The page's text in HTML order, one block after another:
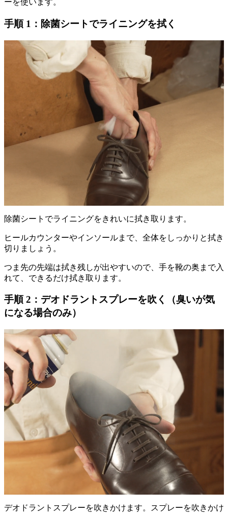
ーを使います。
手順 1：除菌シートでライニングを拭く
除菌シートでライニングをきれいに拭き取ります。
ヒールカウンターやインソールまで、全体をしっかりと拭き
切りましょう。
つま先の先端は拭き残しが出やすいので、手を靴の奥まで入
れて、できるだけ拭き取ります。
手順 2：デオドラントスプレーを吹く（臭いが気
になる場合のみ）
デオドラントスプレーを吹きかけます。スプレーを吹きかけ